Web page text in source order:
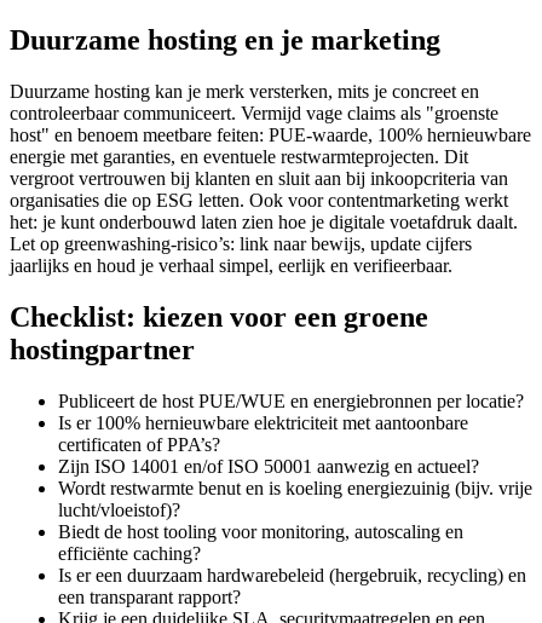
Duurzame hosting en je marketing
Duurzame hosting kan je merk versterken, mits je concreet en
controleerbaar communiceert. Vermijd vage claims als "groenste
host" en benoem meetbare feiten: PUE-waarde, 100% hernieuwbare
energie met garanties, en eventuele restwarmteprojecten. Dit
vergroot vertrouwen bij klanten en sluit aan bij inkoopcriteria van
organisaties die op ESG letten. Ook voor contentmarketing werkt
het: je kunt onderbouwd laten zien hoe je digitale voetafdruk daalt.
Let op greenwashing-risico’s: link naar bewijs, update cijfers
jaarlijks en houd je verhaal simpel, eerlijk en verifieerbaar.
Checklist: kiezen voor een groene
hostingpartner
Publiceert de host PUE/WUE en energiebronnen per locatie?
Is er 100% hernieuwbare elektriciteit met aantoonbare
certificaten of PPA’s?
Zijn ISO 14001 en/of ISO 50001 aanwezig en actueel?
Wordt restwarmte benut en is koeling energiezuinig (bijv. vrije
lucht/vloeistof)?
Biedt de host tooling voor monitoring, autoscaling en
efficiënte caching?
Is er een duurzaam hardwarebeleid (hergebruik, recycling) en
een transparant rapport?
Krijg je een duidelijke SLA, securitymaatregelen en een